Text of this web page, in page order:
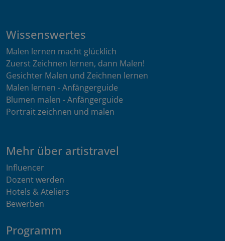
Wissenswertes
Malen lernen macht glücklich
Zuerst Zeichnen lernen, dann Malen!
Gesichter Malen und Zeichnen lernen
Malen lernen - Anfängerguide
Blumen malen - Anfängerguide
Portrait zeichnen und malen
Mehr über artistravel
Influencer
Dozent werden
Hotels & Ateliers
Bewerben
Programm